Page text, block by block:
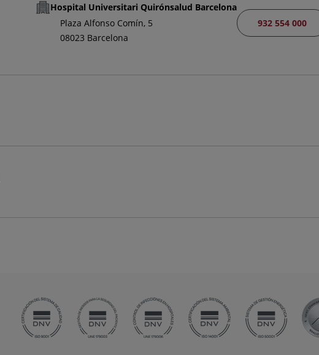
Hospital Universitari Quirónsalud Barcelona
Plaza Alfonso Comín, 5
08023 Barcelona
932 554 000